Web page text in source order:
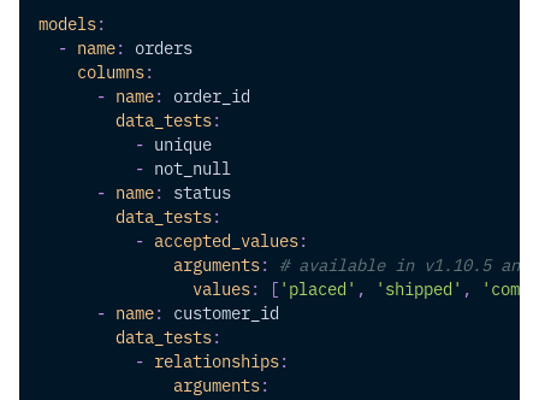
models:
- name: orders
columns:
- name: order_id
data_tests:
- unique
- not_null
- name: status
data_tests:
- accepted_values:
arguments: # available in v1.10.5 and
values: [ 'placed' , 'shipped' ,
- name: customer_id
data_tests:
- relationships:
arguments: